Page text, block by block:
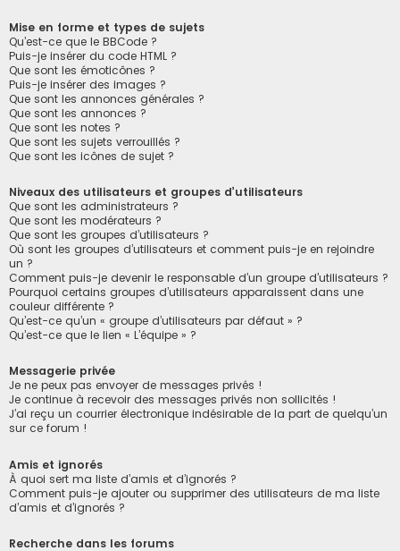
Mise en forme et types de sujets
Qu’est-ce que le BBCode ?
Puis-je insérer du code HTML ?
Que sont les émoticônes ?
Puis-je insérer des images ?
Que sont les annonces générales ?
Que sont les annonces ?
Que sont les notes ?
Que sont les sujets verrouillés ?
Que sont les icônes de sujet ?
Niveaux des utilisateurs et groupes d’utilisateurs
Que sont les administrateurs ?
Que sont les modérateurs ?
Que sont les groupes d’utilisateurs ?
Où sont les groupes d’utilisateurs et comment puis-je en rejoindre
un ?
Comment puis-je devenir le responsable d’un groupe d’utilisateurs ?
Pourquoi certains groupes d’utilisateurs apparaissent dans une
couleur différente ?
Qu’est-ce qu’un « groupe d’utilisateurs par défaut » ?
Qu’est-ce que le lien « L’équipe » ?
Messagerie privée
Je ne peux pas envoyer de messages privés !
Je continue à recevoir des messages privés non sollicités !
J’ai reçu un courrier électronique indésirable de la part de quelqu’un
sur ce forum !
Amis et ignorés
À quoi sert ma liste d’amis et d’ignorés ?
Comment puis-je ajouter ou supprimer des utilisateurs de ma liste
d’amis et d’ignorés ?
Recherche dans les forums